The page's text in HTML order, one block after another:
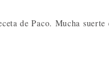
de Paco. Mucha